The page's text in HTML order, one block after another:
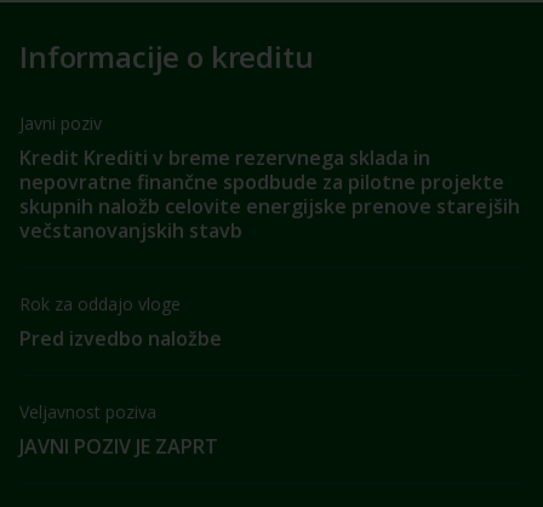
Informacije o kreditu
Javni poziv
Kredit Krediti v breme rezervnega sklada in
nepovratne finančne spodbude za pilotne projekte
skupnih naložb celovite energijske prenove starejših
večstanovanjskih stavb
Rok za oddajo vloge
Pred izvedbo naložbe
Veljavnost poziva
JAVNI POZIV JE ZAPRT